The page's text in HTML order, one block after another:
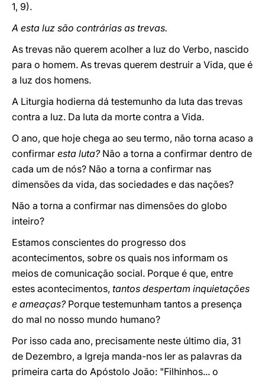
1, 9).
A esta luz são contrárias as trevas.
As trevas não querem acolher a luz do Verbo, nascido
para o homem. As trevas querem destruir a Vida, que é
a luz dos homens.
A Liturgia hodierna dá testemunho da luta das trevas
contra a luz. Da luta da morte contra a Vida.
O ano, que hoje chega ao seu termo, não torna acaso a
confirmar esta luta?Não a torna a confirmar dentro de
cada um de nós? Não a torna a confirmar nas
dimensões da vida, das sociedades e das nações?
Não a torna a confirmar nas dimensões do globo
inteiro?
Estamos conscientes do progresso dos
acontecimentos, sobre os quais nos informam os
meios de comunicação social. Porque é que, entre
estes acontecimentos, tantos despertam inquietações
e ameaças?Porque testemunham tantos a presença
do mal no nosso mundo humano?
Por isso cada ano, precisamente neste último dia, 31
de Dezembro, a Igreja manda-nos ler as palavras da
primeira carta do Apóstolo João: "Filhinhos... o